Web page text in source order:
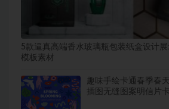
5款逼真高端香水玻璃瓶包装纸盒设计展
模板素材
趣味手绘卡通春季春
插图无缝图案明信片